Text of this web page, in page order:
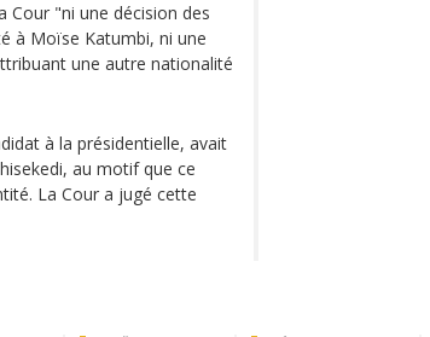
Cour "ni une décision des
à Moïse Katumbi, ni une
une autre nationalité
à la présidentielle, avait
au motif que ce
La Cour a jugé cette